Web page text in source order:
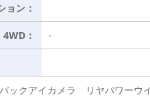
ョン：
4WD： -
クアイカメラ リヤパワーウ